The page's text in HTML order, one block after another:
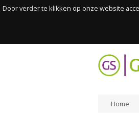
Door verder te klikken op onze website
Home